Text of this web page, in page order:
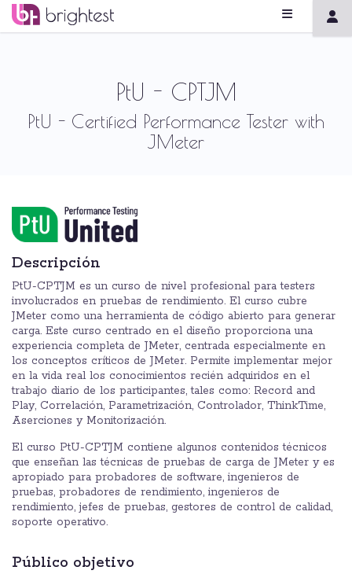
PtU - CPTJM
PtU - Certified Performance Tester with
JMeter
Descripción
PtU-CPTJM es un curso de nivel profesional para testers
involucrados en pruebas de rendimiento. El curso cubre
JMeter como una herramienta de código abierto para generar
carga. Este curso centrado en el diseño proporciona una
experiencia completa de JMeter, centrada especialmente en
los conceptos críticos de JMeter. Permite implementar mejor
en la vida real los conocimientos recién adquiridos en el
trabajo diario de los participantes, tales como: Record and
Play, Correlación, Parametrización, Controlador, ThinkTime,
Aserciones y Monitorización.
El curso PtU-CPTJM contiene algunos contenidos técnicos
que enseñan las técnicas de pruebas de carga de JMeter y es
apropiado para probadores de software, ingenieros de
pruebas, probadores de rendimiento, ingenieros de
rendimiento, jefes de pruebas, gestores de control de calidad,
soporte operativo.
Público objetivo